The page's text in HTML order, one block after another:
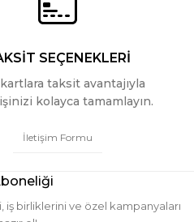
SEÇENEKLERİ
taksit avantajıyla
kolayca tamamlayın.
İletişim Formu
iş birliklerini ve özel kampanyaları